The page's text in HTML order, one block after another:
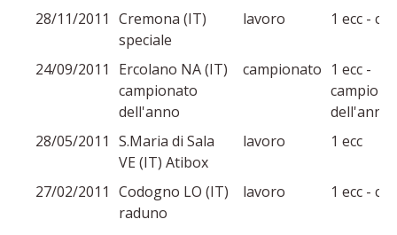
28/11/2011 Cremona (IT)
speciale
lavoro 1 ecc - cac
24/09/2011
Ercolano NA (IT)
campionato
dell'anno
campionato 1 ecc -
dell'anno
28/05/2011 S.Maria di Sala
VE (IT) Atibox
lavoro 1 ecc
27/02/2011 Codogno LO (IT)
raduno
lavoro 1 ecc - cac